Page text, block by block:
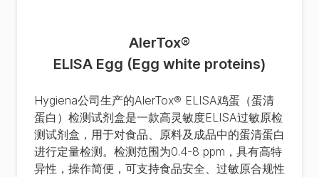
AlerTox®
ELISA Egg (Egg white proteins)
Hygiena公司生产的AlerTox® ELISA鸡蛋（蛋清
蛋白）检测试剂盒是一款高灵敏度ELISA过敏原检
测试剂盒，用于对食品、原料及成品中的蛋清蛋白
进行定量检测。检测范围为0.4-8 ppm，具有高特
异性，操作简便，可支持食品安全、过敏原合规性